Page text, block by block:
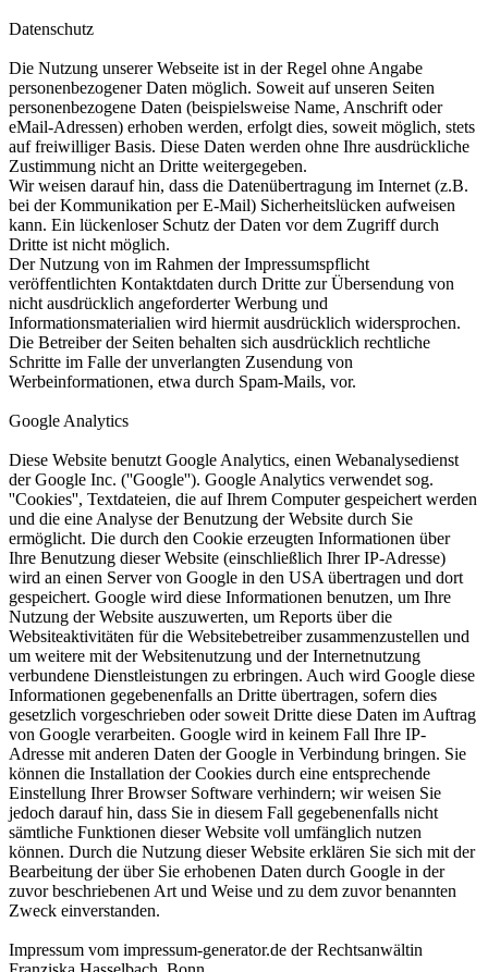
Datenschutz
Die Nutzung unserer Webseite ist in der Regel ohne Angabe
personenbezogener Daten möglich. Soweit auf unseren Seiten
personenbezogene Daten (beispielsweise Name, Anschrift oder
eMail-Adressen) erhoben werden, erfolgt dies, soweit möglich, stets
auf freiwilliger Basis. Diese Daten werden ohne Ihre ausdrückliche
Zustimmung nicht an Dritte weitergegeben.
Wir weisen darauf hin, dass die Datenübertragung im Internet (z.B.
bei der Kommunikation per E-Mail) Sicherheitslücken aufweisen
kann. Ein lückenloser Schutz der Daten vor dem Zugriff durch
Dritte ist nicht möglich.
Der Nutzung von im Rahmen der Impressumspflicht
veröffentlichten Kontaktdaten durch Dritte zur Übersendung von
nicht ausdrücklich angeforderter Werbung und
Informationsmaterialien wird hiermit ausdrücklich widersprochen.
Die Betreiber der Seiten behalten sich ausdrücklich rechtliche
Schritte im Falle der unverlangten Zusendung von
Werbeinformationen, etwa durch Spam-Mails, vor.
Google Analytics
Diese Website benutzt Google Analytics, einen Webanalysedienst
der Google Inc. (''Google''). Google Analytics verwendet sog.
''Cookies'', Textdateien, die auf Ihrem Computer gespeichert werden
und die eine Analyse der Benutzung der Website durch Sie
ermöglicht. Die durch den Cookie erzeugten Informationen über
Ihre Benutzung dieser Website (einschließlich Ihrer IP-Adresse)
wird an einen Server von Google in den USA übertragen und dort
gespeichert. Google wird diese Informationen benutzen, um Ihre
Nutzung der Website auszuwerten, um Reports über die
Websiteaktivitäten für die Websitebetreiber zusammenzustellen und
um weitere mit der Websitenutzung und der Internetnutzung
verbundene Dienstleistungen zu erbringen. Auch wird Google diese
Informationen gegebenenfalls an Dritte übertragen, sofern dies
gesetzlich vorgeschrieben oder soweit Dritte diese Daten im Auftrag
von Google verarbeiten. Google wird in keinem Fall Ihre IP-
Adresse mit anderen Daten der Google in Verbindung bringen. Sie
können die Installation der Cookies durch eine entsprechende
Einstellung Ihrer Browser Software verhindern; wir weisen Sie
jedoch darauf hin, dass Sie in diesem Fall gegebenenfalls nicht
sämtliche Funktionen dieser Website voll umfänglich nutzen
können. Durch die Nutzung dieser Website erklären Sie sich mit der
Bearbeitung der über Sie erhobenen Daten durch Google in der
zuvor beschriebenen Art und Weise und zu dem zuvor benannten
Zweck einverstanden.
Impressum vom impressum-generator.de der Rechtsanwältin